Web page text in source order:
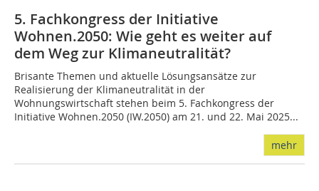
5. Fachkongress der Initiative
Wohnen.2050: Wie geht es weiter auf
dem Weg zur Klimaneutralität?
Brisante Themen und aktuelle Lösungsansätze zur
Realisierung der Klimaneutralität in der
Wohnungswirtschaft stehen beim 5. Fachkongress der
Initiative Wohnen.2050 (IW.2050) am 21. und 22. Mai 2025...
mehr